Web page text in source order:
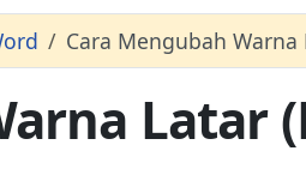
Cara Mengubah